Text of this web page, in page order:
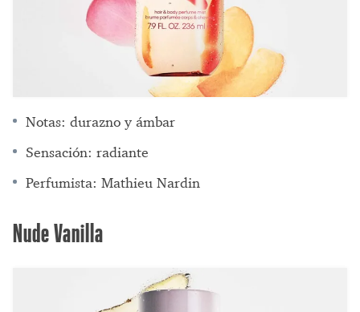
Notas: durazno y ámbar
Sensación: radiante
Perfumista: Mathieu Nardin
Nude Vanilla